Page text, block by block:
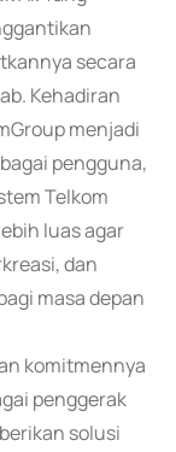
secara
Kehadiran
menjadi
pengguna,
Telkom
luas agar
dan
masa depan
komitmennya
penggerak
solusi